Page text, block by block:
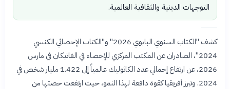
التوجهات الدينية والثقافية العالمية.
كشف "الكتاب السنوي البابوي 2026" و"الكتاب الإحصائي الكنسي
2024"، الصادران عن المكتب المركزي للإحصاء في الفاتيكان في مارس
2026، عن ارتفاع إجمالي عدد الكاثوليك عالمياً إلى 1.422 مليار شخص في
2024. وتبرز أفريقيا كقوة دافعة لهذا النمو، حيث ارتفعت حصتها من